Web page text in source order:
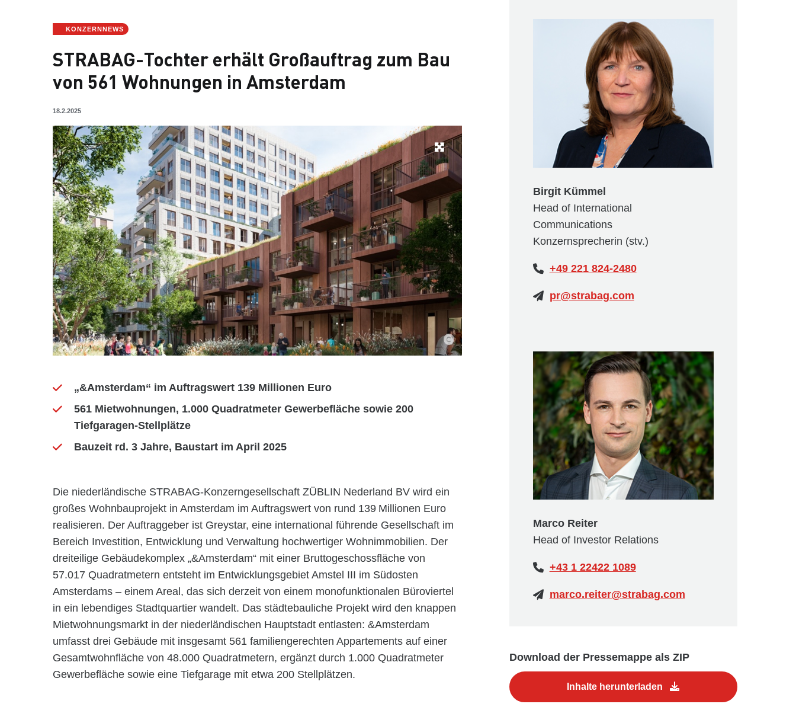
KONZERNNEWS
STRABAG-Tochter erhält Großauftrag zum Bau
von 561 Wohnungen in Amsterdam
18.2.2025
„&Amsterdam“ im Auftragswert 139 Millionen Euro
561 Mietwohnungen, 1.000 Quadratmeter Gewerbefläche sowie 200
Tiefgaragen-Stellplätze
Bauzeit rd. 3 Jahre, Baustart im April 2025
Die niederländische STRABAG-Konzerngesellschaft ZÜBLIN Nederland BV wird ein
großes Wohnbauprojekt in Amsterdam im Auftragswert von rund 139 Millionen Euro
realisieren. Der Auftraggeber ist Greystar, eine international führende Gesellschaft im
Bereich Investition, Entwicklung und Verwaltung hochwertiger Wohnimmobilien. Der
dreiteilige Gebäudekomplex „&Amsterdam“ mit einer Bruttogeschossfläche von
57.017 Quadratmetern entsteht im Entwicklungsgebiet Amstel III im Südosten
Amsterdams – einem Areal, das sich derzeit von einem monofunktionalen Büroviertel
in ein lebendiges Stadtquartier wandelt. Das städtebauliche Projekt wird den knappen
Mietwohnungsmarkt in der niederländischen Hauptstadt entlasten: &Amsterdam
umfasst drei Gebäude mit insgesamt 561 familiengerechten Appartements auf einer
Gesamtwohnfläche von 48.000 Quadratmetern, ergänzt durch 1.000 Quadratmeter
Gewerbefläche sowie eine Tiefgarage mit etwa 200 Stellplätzen.
Download der Pressemappe als ZIP
Inhalte herunterladen
Birgit Kümmel
Head of International
Communications
Konzernsprecherin (stv.)
+49 221 824-2480
pr@strabag.com
Marco Reiter
Head of Investor Relations
+43 1 22422 1089
marco.reiter@strabag.com